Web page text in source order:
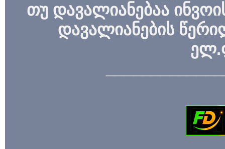
თუ დავალიანებაა
დავალიანების